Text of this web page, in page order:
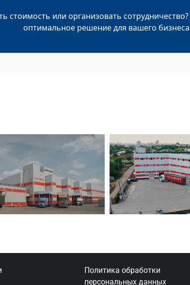
стоимость или организовать
оптимальное решение для вашего
Политика обработки
персональных данных